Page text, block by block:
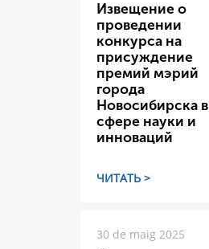
Извещение о
проведении
конкурса на
присуждение
премий мэрий
города
Новосибирска в
сфере науки и
инноваций
ЧИТАТЬ >
30 de maig 2025